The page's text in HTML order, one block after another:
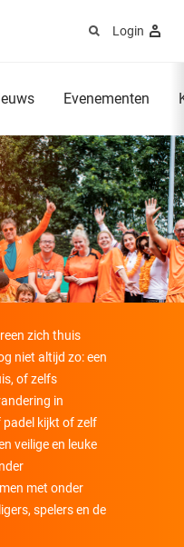
Login
Evenementen
zich thuis
niet altijd zo: een
of zelfs
in
padel kijkt of zelf
veilige en leuke
met onder
spelers en de